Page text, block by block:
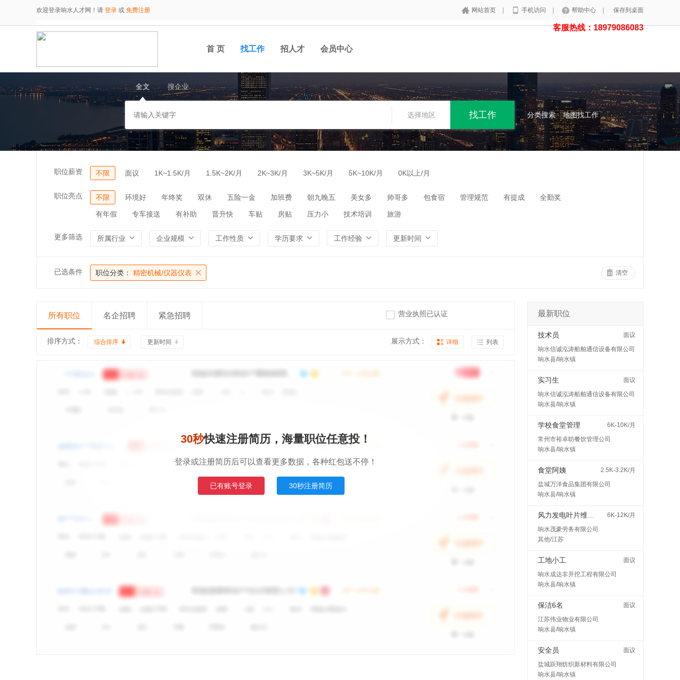
欢迎登录响水人才网！请 登录 或 免费注册 网站首页 手机访问 帮助中心 保存到桌面
客服热线：18979086083
首 页 找工作 招人才 会员中心
全文 搜企业
选择地区 分类搜索 地图找工作
职位薪资 不限 面议 1K~1.5K/月 1.5K~2K/月 2K~3K/月 3K~5K/月 5K~10K/月 0K以上/月
职位亮点 不限 环境好 年终奖 双休 五险一金 加班费 朝九晚五 美女多 帅哥多 包食宿 管理规范 有提成 全勤奖
有年假 专车接送 有补助 晋升快 车贴 房贴 压力小 技术培训 旅游
更多筛选 所属行业 企业规模 工作性质 学历要求 工作经验 更新时间
已选条件 职位分类： 精密机械/仪器仪表 清空
所有职位 名企招聘 紧急招聘 营业执照已认证
排序方式： 综合排序 更新时间 展示方式： 详细 列表
30秒快速注册简历，海量职位任意投！
登录或注册简历后可以查看更多数据，各种红包送不停！
已有账号登录 30秒注册简历
最新职位
技术员
面议
响水信诚泓涛船舶通信设备有限公司
响水县/响水镇
实习生
面议
响水信诚泓涛船舶通信设备有限公司
响水县/响水镇
学校食堂管理
6K-10K/月
常州市裕卓昉餐饮管理公司
响水县/响水镇
食堂阿姨
2.5K-3.2K/月
盐城万洋食品集团有限公司
响水县/响水镇
6K-12K/月
响水茂豪劳务有限公司
其他/江苏
工地小工
面议
响水成达非开挖工程有限公司
响水县/响水镇
保洁6名
面议
江苏伟业物业有限公司
响水县/响水镇
安全员
面议
盐城跃翔纺织新材料有限公司
响水县/响水镇